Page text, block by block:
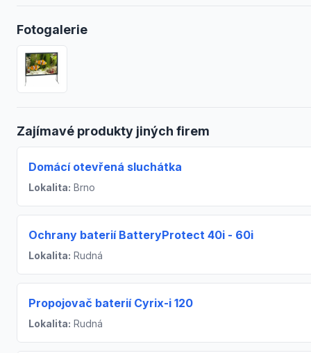
Fotogalerie
Zajímavé produkty jiných firem
Domácí otevřená sluchátka
Lokalita: Brno
Ochrany baterií BatteryProtect 40i - 60i
Lokalita: Rudná
Propojovač baterií Cyrix-i 120
Lokalita: Rudná